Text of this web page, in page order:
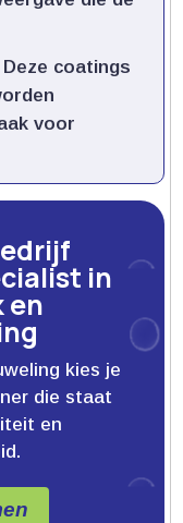
Deze coatings
voor
in
en
kies je
die staat
en